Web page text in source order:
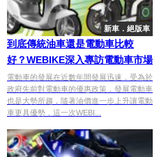
新車．絕版車
到底傳統油車還是電動車比較
好？WEBIKE深入專訪電動車市場
電動車的發展在近數年間發展迅速，受為於
政府先前對電動車的優惠政策，發展電動車
也是大勢所趨，隨著油價進一步上升讓電動
車更具優勢，這一次WEBI...